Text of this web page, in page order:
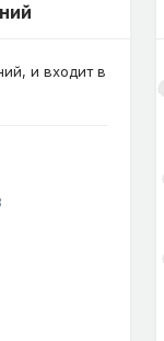
и входит в